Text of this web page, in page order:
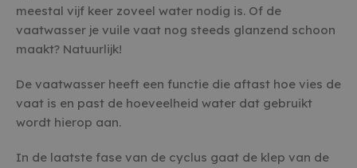
meestal vijf keer zoveel water nodig is. Of de
vaatwasser je vuile vaat nog steeds glanzend schoon
maakt? Natuurlijk!
De vaatwasser heeft een functie die aftast hoe vies de
vaat is en past de hoeveelheid water dat gebruikt
wordt hierop aan.
In de laatste fase van de cyclus gaat de klep van de